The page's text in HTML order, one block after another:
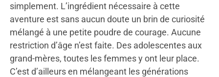
simplement. L’ingrédient nécessaire à cette
aventure est sans aucun doute un brin de curiosité
mélangé à une petite poudre de courage. Aucune
restriction d’âge n’est faite. Des adolescentes aux
grand-mères, toutes les femmes y ont leur place.
C’est d’ailleurs en mélangeant les générations